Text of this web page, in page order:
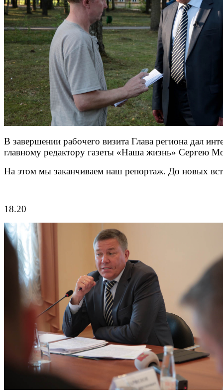
В завершении рабочего визита Глава региона дал
главному редактору газеты «Наша жизнь» Сергею
На этом мы заканчиваем наш репортаж. До новых
18.20